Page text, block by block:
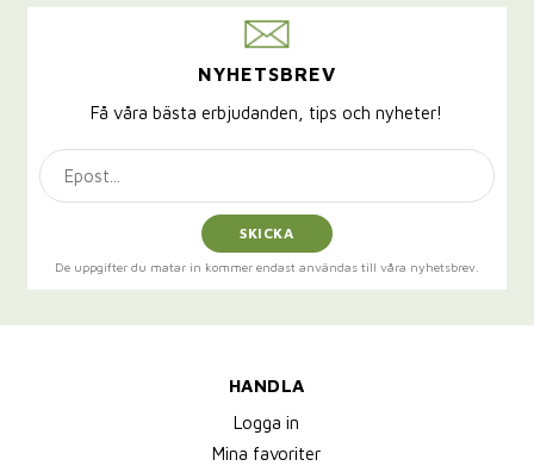
NYHETSBREV
Få våra bästa erbjudanden, tips och nyheter!
SKICKA
De uppgifter du matar in kommer endast användas till våra nyhetsbrev.
HANDLA
Logga in
Mina favoriter